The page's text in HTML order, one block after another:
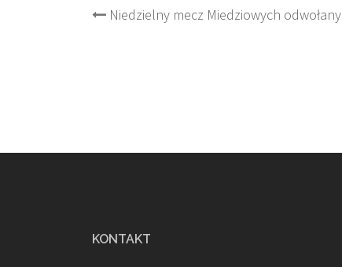
Post
Niedzielny mecz Miedziowych odwołany
KONTAKT